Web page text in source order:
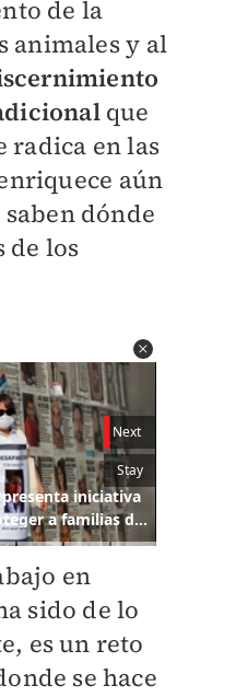
de la
animales y al
que
radica en las
aún
dónde
de los
en
sido de lo
es un reto
se hace